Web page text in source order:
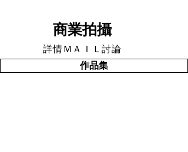
商業拍攝
詳情ＭＡＩＬ討論
作品集